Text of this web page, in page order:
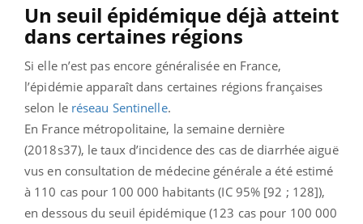
Un seuil épidémique déjà atteint
dans certaines régions
Si elle n’est pas encore généralisée en France,
l’épidémie apparaît dans certaines régions françaises
selon le réseau Sentinelle.
En France métropolitaine, la semaine dernière
(2018s37), le taux d’incidence des cas de diarrhée aiguë
vus en consultation de médecine générale a été estimé
à 110 cas pour 100 000 habitants (IC 95% [92 ; 128]),
en dessous du seuil épidémique (123 cas pour 100 000